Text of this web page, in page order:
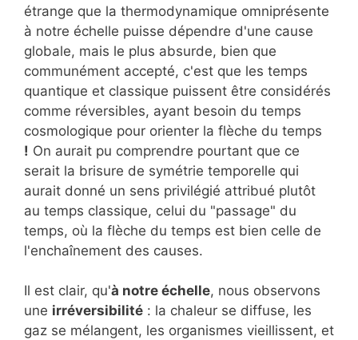
étrange que la thermodynamique omniprésente
à notre échelle puisse dépendre d'une cause
globale, mais le plus absurde, bien que
communément accepté, c'est que les temps
quantique et classique puissent être considérés
comme réversibles, ayant besoin du temps
cosmologique pour orienter la flèche du temps
! On aurait pu comprendre pourtant que ce
serait la brisure de symétrie temporelle qui
aurait donné un sens privilégié attribué plutôt
au temps classique, celui du "passage" du
temps, où la flèche du temps est bien celle de
l'enchaînement des causes.
Il est clair, qu'à notre échelle, nous observons
une irréversibilité : la chaleur se diffuse, les
gaz se mélangent, les organismes vieillissent, et